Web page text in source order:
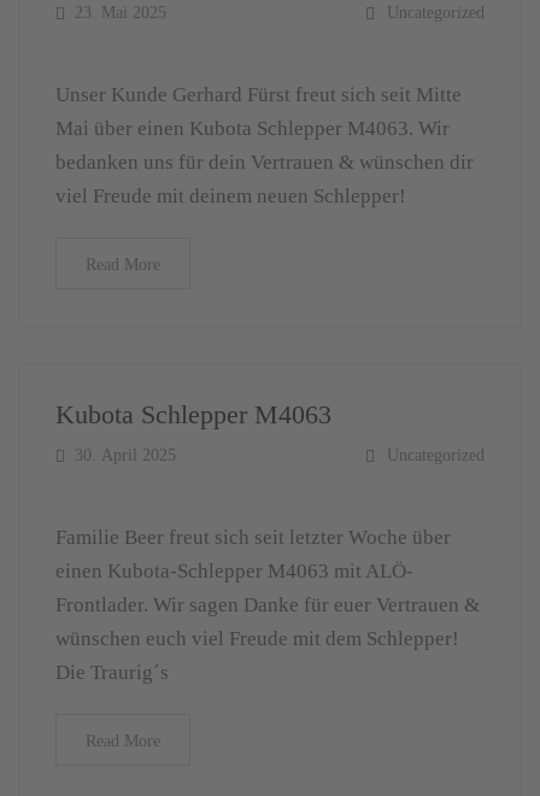
23. Mai 2025 Uncategorized
Unser Kunde Gerhard Fürst freut sich seit Mitte
Mai über einen Kubota Schlepper M4063. Wir
bedanken uns für dein Vertrauen & wünschen dir
viel Freude mit deinem neuen Schlepper!
Read More
Kubota Schlepper M4063
30. April 2025 Uncategorized
Familie Beer freut sich seit letzter Woche über
einen Kubota-Schlepper M4063 mit ALÖ-
Frontlader. Wir sagen Danke für euer Vertrauen &
wünschen euch viel Freude mit dem Schlepper!
Die Traurig´s
Read More